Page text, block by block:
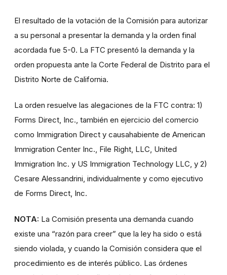
El resultado de la votación de la Comisión para autorizar
a su personal a presentar la demanda y la orden final
acordada fue 5-0. La FTC presentó la demanda y la
orden propuesta ante la Corte Federal de Distrito para el
Distrito Norte de California.
La orden resuelve las alegaciones de la FTC contra: 1)
Forms Direct, Inc., también en ejercicio del comercio
como Immigration Direct y causahabiente de American
Immigration Center Inc., File Right, LLC, United
Immigration Inc. y US Immigration Technology LLC, y 2)
Cesare Alessandrini, individualmente y como ejecutivo
de Forms Direct, Inc.
NOTA: La Comisión presenta una demanda cuando
existe una “razón para creer” que la ley ha sido o está
siendo violada, y cuando la Comisión considera que el
procedimiento es de interés público. Las órdenes